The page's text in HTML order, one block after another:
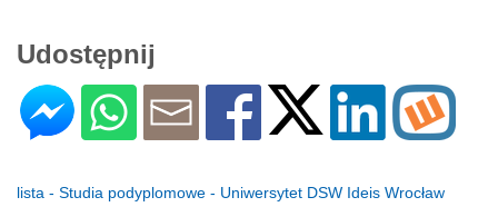
Udostępnij
lista - Studia podyplomowe - Uniwersytet DSW Ideis Wrocław